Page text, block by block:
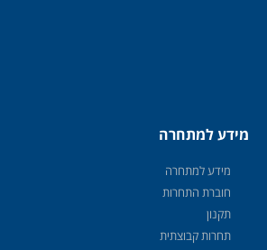
מידע למתחרה
מידע למתחרה
חוברת התחרות
תקנון
תחרות קבוצתית